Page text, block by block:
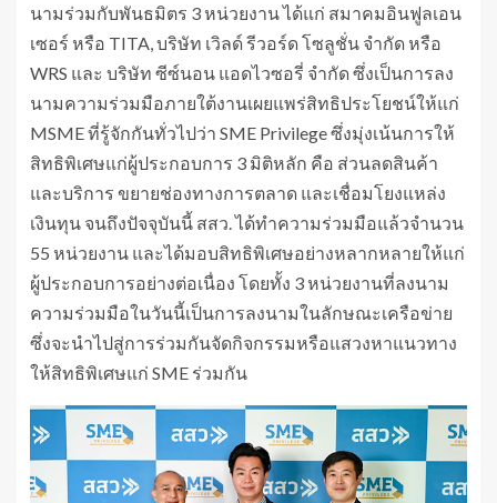
นามร่วมกับพันธมิตร 3 หน่วยงาน ได้แก่ สมาคมอินฟูลเอน
เซอร์ หรือ TITA, บริษัท เวิลด์ รีวอร์ด โซลูชั่น จำกัด หรือ
WRS และ บริษัท ซีซ์นอน แอดไวซอรี่ จำกัด ซึ่งเป็นการลง
นามความร่วมมือภายใต้งานเผยแพร่สิทธิประโยชน์ให้แก่
MSME ที่รู้จักกันทั่วไปว่า SME Privilege ซึ่งมุ่งเน้นการให้
สิทธิพิเศษแก่ผู้ประกอบการ 3 มิติหลัก คือ ส่วนลดสินค้า
และบริการ ขยายช่องทางการตลาด และเชื่อมโยงแหล่ง
เงินทุน จนถึงปัจจุบันนี้ สสว. ได้ทำความร่วมมือแล้วจำนวน
55 หน่วยงาน และได้มอบสิทธิพิเศษอย่างหลากหลายให้แก่
ผู้ประกอบการอย่างต่อเนื่อง โดยทั้ง 3 หน่วยงานที่ลงนาม
ความร่วมมือในวันนี้เป็นการลงนามในลักษณะเครือข่าย
ซึ่งจะนำไปสู่การร่วมกันจัดกิจกรรมหรือแสวงหาแนวทาง
ให้สิทธิพิเศษแก่ SME ร่วมกัน